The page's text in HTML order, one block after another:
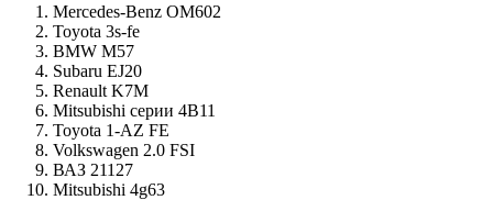
Mercedes-Benz OM602
Toyota 3s-fe
BMW M57
Subaru EJ20
Renault K7M
Mitsubishi серии 4B11
Toyota 1-AZ FE
Volkswagen 2.0 FSI
ВАЗ 21127
Mitsubishi 4g63